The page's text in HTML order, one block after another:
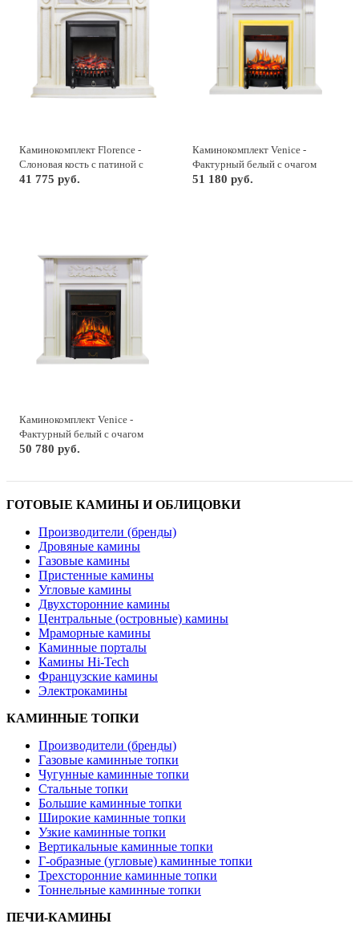
Каминокомплект Florence -
Слоновая кость с патиной с
очагом Fobos FX Black
41 775 руб.
Каминокомплект Venice -
Фактурный белый с очагом
Fobos FX M Brass
51 180 руб.
Каминокомплект Venice -
Фактурный белый с очагом
Majestic FX Black
50 780 руб.
ГОТОВЫЕ КАМИНЫ И ОБЛИЦОВКИ
Производители (бренды)
Дровяные камины
Газовые камины
Пристенные камины
Угловые камины
Двухсторонние камины
Центральные (островные) камины
Мраморные камины
Каминные порталы
Камины Hi-Tech
Французские камины
Электрокамины
КАМИННЫЕ ТОПКИ
Производители (бренды)
Газовые каминные топки
Чугунные каминные топки
Стальные топки
Большие каминные топки
Широкие каминные топки
Узкие каминные топки
Вертикальные каминные топки
Г-образные (угловые) каминные топки
Трехсторонние каминные топки
Тоннельные каминные топки
ПЕЧИ-КАМИНЫ